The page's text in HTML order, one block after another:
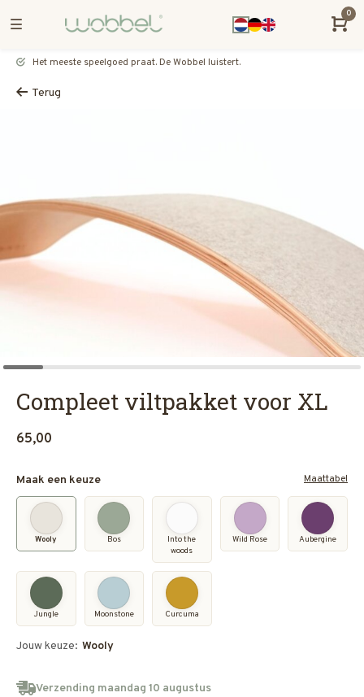
0
Het meeste speelgoed praat. De Wobbel luistert.
Terug
Compleet viltpakket voor XL
65,00
Maak een keuze
Wooly Bos
Into the
woods
Wild Rose Aubergine
Jungle Moonstone Curcuma
Jouw keuze: Wooly
Maattabel
Verzending maandag 10 augustus